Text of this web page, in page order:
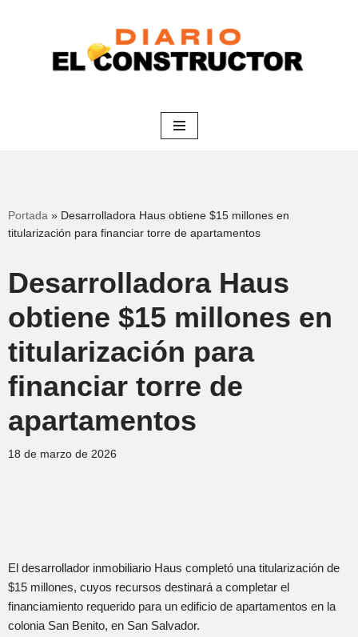
Portada » Desarrolladora Haus obtiene $15 millones en
titularización para financiar torre de apartamentos
Desarrolladora Haus
obtiene $15 millones en
titularización para
financiar torre de
apartamentos
18 de marzo de 2026
El desarrollador inmobiliario Haus completó una titularización de
$15 millones, cuyos recursos destinará a completar el
financiamiento requerido para un edificio de apartamentos en la
colonia San Benito, en San Salvador.